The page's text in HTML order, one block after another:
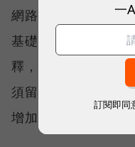
網路交換器產品線
基礎架構。威聯通
釋，當資料因合規
須留在靠近使用者
增加，承接資料的
一
訂閱即同